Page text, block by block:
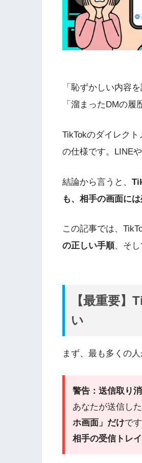
「恥ずかしい内容
「溜まったDMの履
TikTokのダイレク
の仕様です。LINE
結論から言うと、
も、相手の画面には
この記事では、
の正しい手順、そ
【最重要
い
まず、最も多くの
警告：送信取り
あなたが送信し
ホ画面」だけです
相手の受信トレ